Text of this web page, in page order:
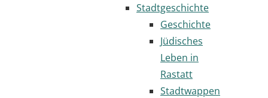
Stadtgeschichte
Geschichte
Jüdisches
Leben in
Rastatt
Stadtwappen